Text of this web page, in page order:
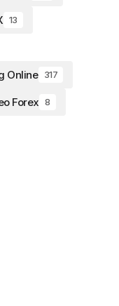
13
Online 317
Forex 8